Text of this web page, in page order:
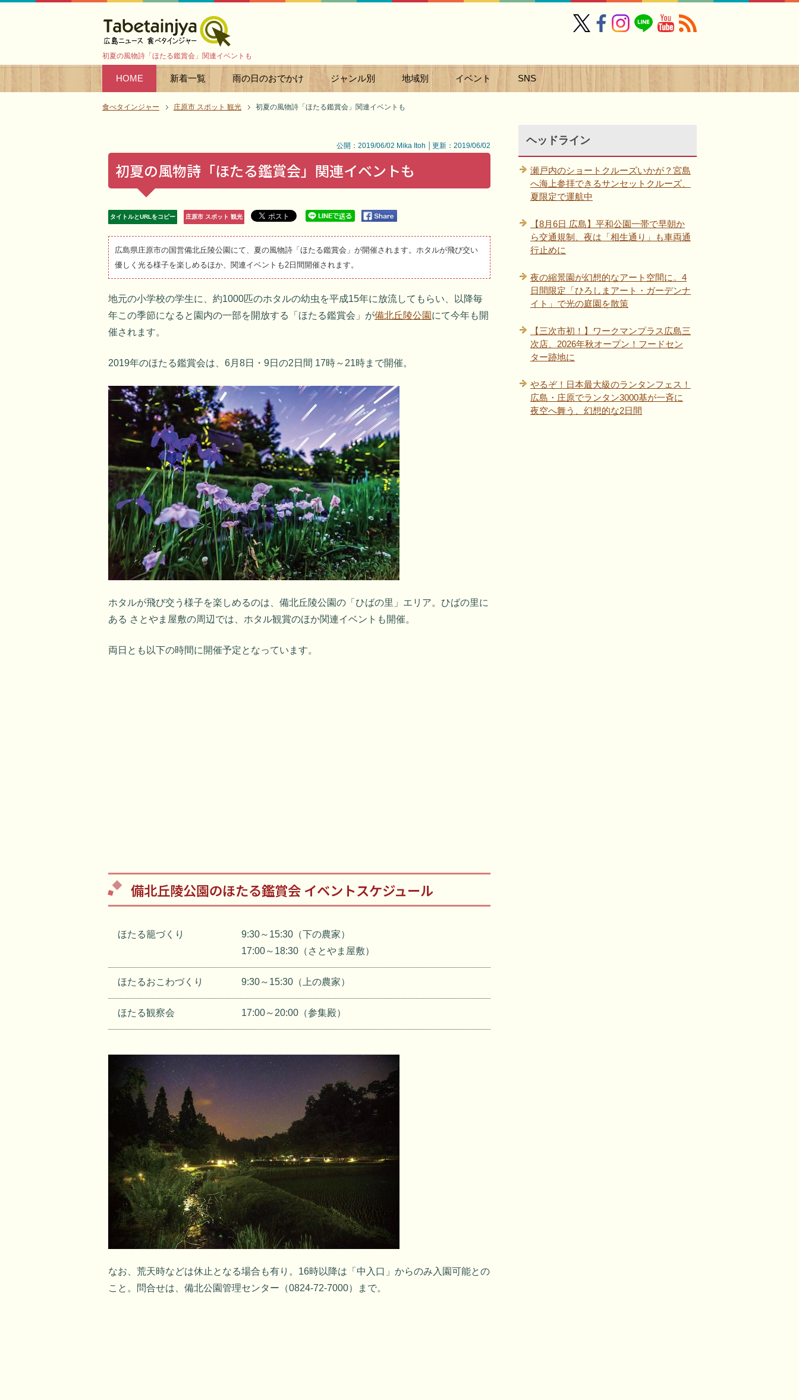
初夏の風物詩「ほたる鑑賞会」関連イベントも
HOME 新着一覧 雨の日のおでかけ ジャンル別 地域別 イベント SNS
食べタインジャー 庄原市 スポット 観光 初夏の風物詩「ほたる鑑賞会」関連イベントも
公開：2019/06/02 Mika Itoh │更新：2019/06/02
初夏の風物詩「ほたる鑑賞会」関連イベントも
タイトルとURLをコピー 庄原市 スポット 観光
広島県庄原市の国営備北丘陵公園にて、夏の風物詩「ほたる鑑賞会」が開催されます。ホタルが飛び交い
優しく光る様子を楽しめるほか、関連イベントも2日間開催されます。
地元の小学校の学生に、約1000匹のホタルの幼虫を平成15年に放流してもらい、以降毎
年この季節になると園内の一部を開放する「ほたる鑑賞会」が備北丘陵公園 にて今年も開
催されます。
2019年のほたる鑑賞会は、6月8日・9日の2日間 17時～21時まで開催。
ホタルが飛び交う様子を楽しめるのは、備北丘陵公園の「ひばの里」エリア。ひばの里に
ある さとやま屋敷の周辺では、ホタル観賞のほか関連イベントも開催。
両日とも以下の時間に開催予定となっています。
備北丘陵公園のほたる鑑賞会 イベントスケジュール
ほたる籠づくり
9:30～15:30（下の農家）
17:00～18:30（さとやま屋敷）
ほたるおこわづくり 9:30～15:30（上の農家）
ほたる観察会 17:00～20:00（参集殿）
なお、荒天時などは休止となる場合も有り。16時以降は「中入口」からのみ入園可能との
こと。問合せは、備北公園管理センター（0824-72-7000）まで。
ヘッドライン
瀬戸内のショートクルーズいかが？宮島
へ海上参拝できるサンセットクルーズ、
夏限定で運航中
【8月6日 広島】平和公園一帯で早朝か
ら交通規制、夜は「相生通り」も車両通
行止めに
夜の縮景園が幻想的なアート空間に。4
日間限定「ひろしまアート・ガーデンナ
イト」で光の庭園を散策
【三次市初！】ワークマンプラス広島三
次店、2026年秋オープン！フードセン
ター跡地に
やるぞ！日本最大級のランタンフェス！
広島・庄原でランタン3000基が一斉に
夜空へ舞う、幻想的な2日間